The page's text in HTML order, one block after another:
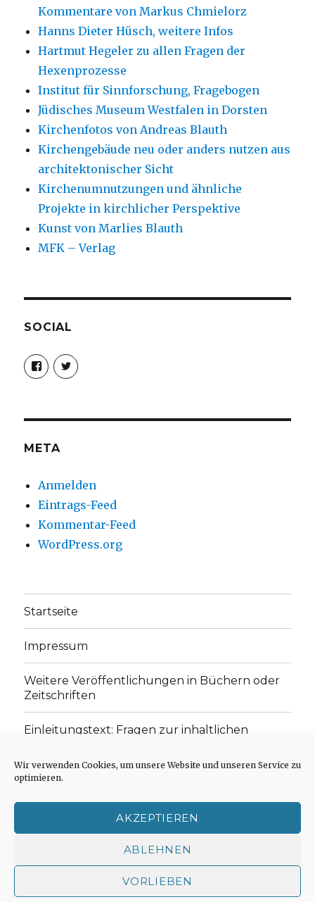
Wir verwenden Cookies, um unsere Website und unseren Service zu
optimieren.
AKZEPTIEREN
ABLEHNEN
VORLIEBEN
Kommentare von Markus Chmielorz
Hanns Dieter Hüsch, weitere Infos
Hartmut Hegeler zu allen Fragen der
Hexenprozesse
Institut für Sinnforschung, Fragebogen
Jüdisches Museum Westfalen in Dorsten
Kirchenfotos von Andreas Blauth
Kirchengebäude neu oder anders nutzen aus
architektonischer Sicht
Kirchenumnutzungen und ähnliche
Projekte in kirchlicher Perspektive
Kunst von Marlies Blauth
MFK – Verlag
SOCIAL
Profil
von
christoph.fleischer1
anzeigen
Profil
von
anzeigen
META
Anmelden
Eintrags-Feed
Kommentar-Feed
WordPress.org
Startseite
Impressum
Weitere Veröffentlichungen in Büchern oder
Zeitschriften
Einleitungstext: Fragen zur inhaltlichen
„schwachen Glaubens“
Cookie-Richtlinie (EU)
Impressum